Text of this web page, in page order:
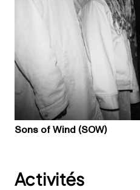
Sons of Wind (SOW)
Activités